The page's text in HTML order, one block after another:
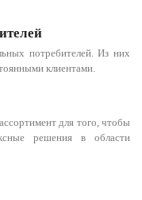
потребителей. Из них
клиентами.
для того, чтобы
решения в области